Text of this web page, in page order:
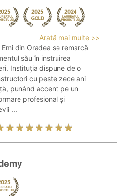
Arată mai multe >>
din Oradea se remarcă
său în instruirea
Instituția dispune de o
cu peste zece ani
punând accent pe un
profesional și
...